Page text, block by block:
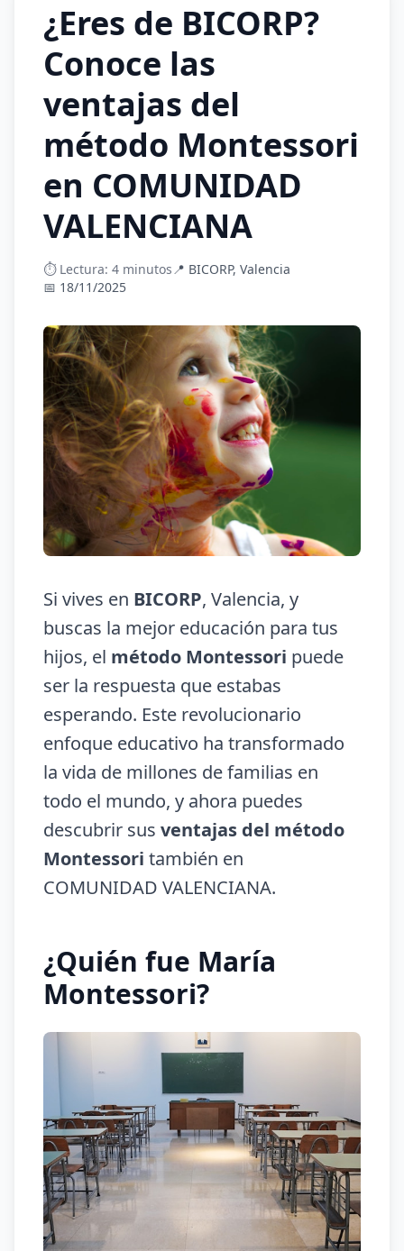
¿Eres de BICORP?
Conoce las
ventajas del
método Montessori
en COMUNIDAD
VALENCIANA
⏱️ Lectura: 4 minutos📍 BICORP, Valencia
📅 18/11/2025
Si vives en BICORP, Valencia, y
buscas la mejor educación para tus
hijos, el método Montessori puede
ser la respuesta que estabas
esperando. Este revolucionario
enfoque educativo ha transformado
la vida de millones de familias en
todo el mundo, y ahora puedes
descubrir sus ventajas del método
Montessori también en
COMUNIDAD VALENCIANA.
¿Quién fue María
Montessori?